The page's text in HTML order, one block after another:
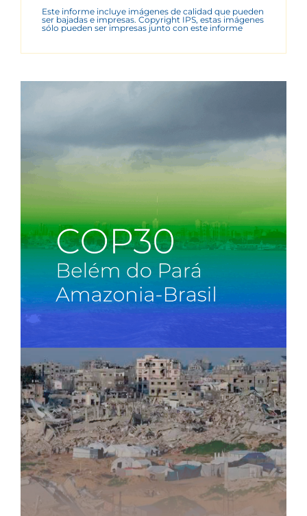
Este informe incluye imágenes de calidad que pueden
ser bajadas e impresas. Copyright IPS, estas imágenes
sólo pueden ser impresas junto con este informe